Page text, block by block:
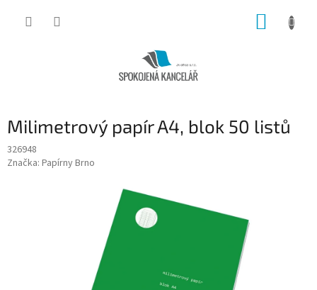
Milimetrový papír A4, blok 50 listů
326948
Značka: Papírny Brno